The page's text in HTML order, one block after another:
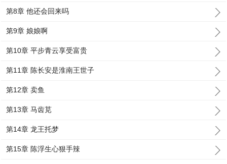
第8章 他还会回来吗
第9章 娘娘啊
第10章 平步青云享受富贵
第11章 陈长安是淮南王世子
第12章 卖鱼
第13章 马齿苋
第14章 龙王托梦
第15章 陈浮生心狠手辣